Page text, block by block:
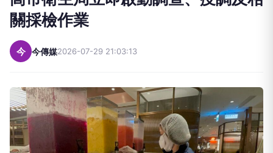
關採檢作業
今 今傳媒2026-07-29 21:03:13